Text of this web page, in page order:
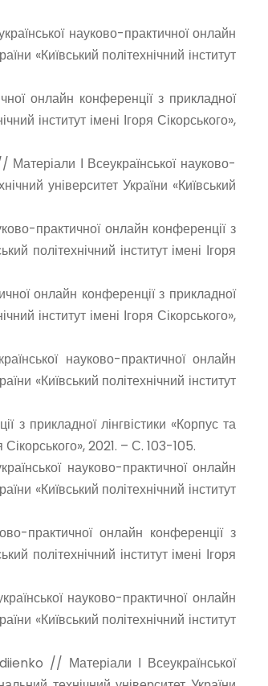
науково-практичної онлайн
«Київський політехнічний інститут
онлайн конференції з прикладної
інститут імені Ігоря Сікорського»,
І Всеукраїнської науково-
університет України «Київський
практичної онлайн конференції з
політехнічний інститут імені Ігоря
онлайн конференції з прикладної
інститут імені Ігоря Сікорського»,
науково-практичної онлайн
«Київський політехнічний інститут
прикладної лінгвістики «Корпус та
Сікорського», 2021. – С. 103-105.
науково-практичної онлайн
«Київський політехнічний інститут
практичної онлайн конференції з
політехнічний інститут імені Ігоря
науково-практичної онлайн
«Київський політехнічний інститут
// Матеріали І Всеукраїнської